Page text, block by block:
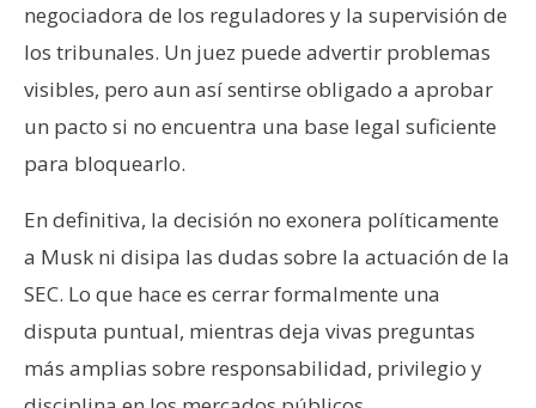
negociadora de los reguladores y la supervisión de
los tribunales. Un juez puede advertir problemas
visibles, pero aun así sentirse obligado a aprobar
un pacto si no encuentra una base legal suficiente
para bloquearlo.
En definitiva, la decisión no exonera políticamente
a Musk ni disipa las dudas sobre la actuación de la
SEC. Lo que hace es cerrar formalmente una
disputa puntual, mientras deja vivas preguntas
más amplias sobre responsabilidad, privilegio y